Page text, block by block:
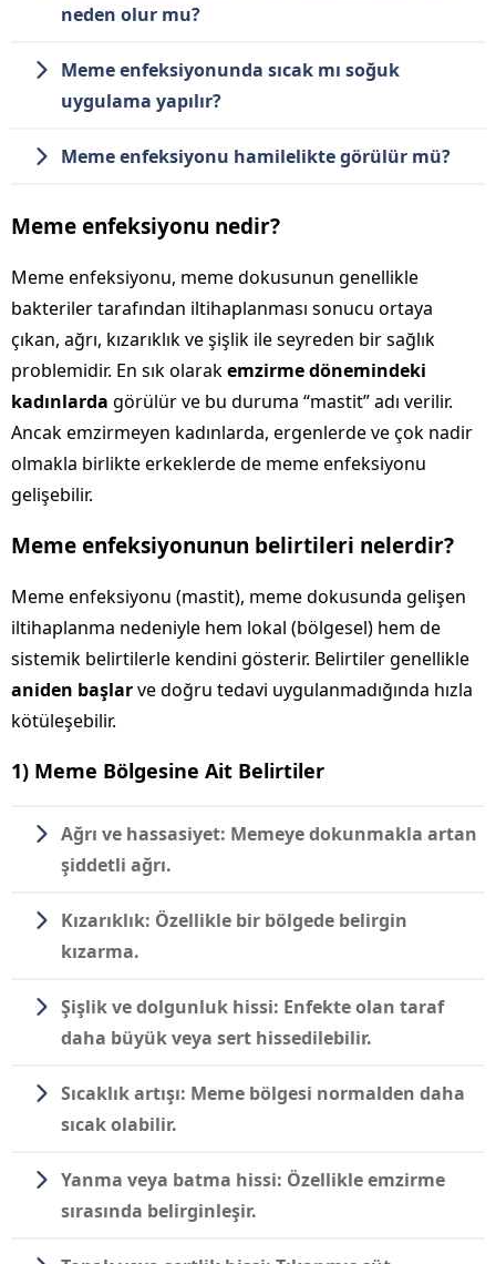
neden olur mu?
Meme enfeksiyonunda sıcak mı soğuk
uygulama yapılır?
Meme enfeksiyonu hamilelikte görülür mü?
Meme enfeksiyonu nedir?
Meme enfeksiyonu, meme dokusunun genellikle
bakteriler tarafından iltihaplanması sonucu ortaya
çıkan, ağrı, kızarıklık ve şişlik ile seyreden bir sağlık
problemidir. En sık olarakemzirme dönemindeki
kadınlarda görülür ve bu duruma “mastit” adı verilir.
Ancak emzirmeyen kadınlarda, ergenlerde ve çok nadir
olmakla birlikte erkeklerde de meme enfeksiyonu
gelişebilir.
Meme enfeksiyonunun belirtileri nelerdir?
Meme enfeksiyonu (mastit), meme dokusunda gelişen
iltihaplanma nedeniyle hem lokal (bölgesel) hem de
sistemik belirtilerle kendini gösterir. Belirtiler genellikle
aniden başlarve doğru tedavi uygulanmadığında hızla
kötüleşebilir.
1) Meme Bölgesine Ait Belirtiler
Ağrı ve hassasiyet: Memeye dokunmakla artan
şiddetli ağrı.
Kızarıklık: Özellikle bir bölgede belirgin
kızarma.
Şişlik ve dolgunluk hissi: Enfekte olan taraf
daha büyük veya sert hissedilebilir.
Sıcaklık artışı: Meme bölgesi normalden daha
sıcak olabilir.
Yanma veya batma hissi: Özellikle emzirme
sırasında belirginleşir.